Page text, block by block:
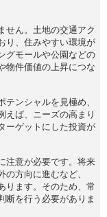
せん。土地の交通アク
り、住みやすい環境が
グモールや公園などの
物件価値の上昇につな
ンシャルを見極め、
えば、ニーズの高まり
ーゲットにした投資が
注意が必要です。将来
方向に進むなど、
ります。そのため、常
断を行う必要がありま